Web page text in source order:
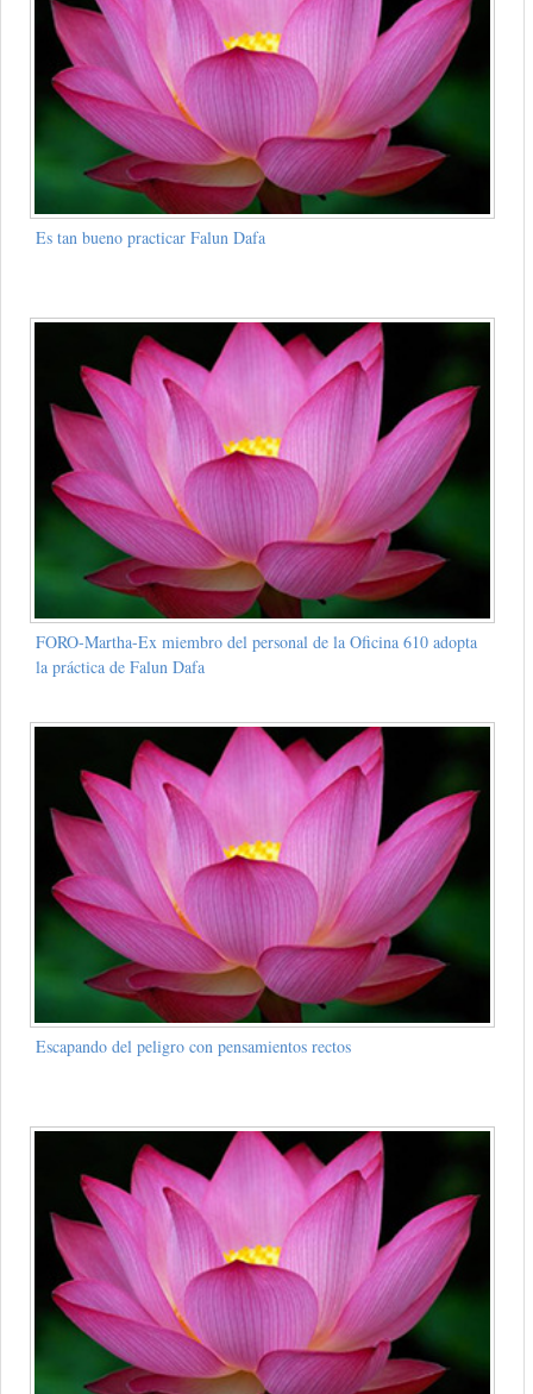
Es tan bueno practicar Falun Dafa
FORO-Martha-Ex miembro del personal de la Oficina 610 adopta
la práctica de Falun Dafa
Escapando del peligro con pensamientos rectos